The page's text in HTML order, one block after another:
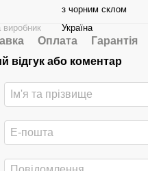
з чорним склом
виробник
Україна
Оплата
Гарантія
відгук або коментар